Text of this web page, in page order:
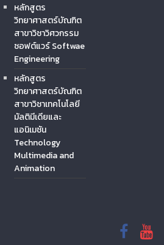
หลักสูตร
วิทยาศาสตร์บัณฑิต
สาขาวิชาวิศวกรรม
ซอฟต์แวร์ Softwae
Engineering
หลักสูตร
วิทยาศาสตร์บัณฑิต
สาขาวิชาเทคโนโลยี
มัลติมีเดียและ
แอนิเมชัน
Technology
Multimedia and
Animation